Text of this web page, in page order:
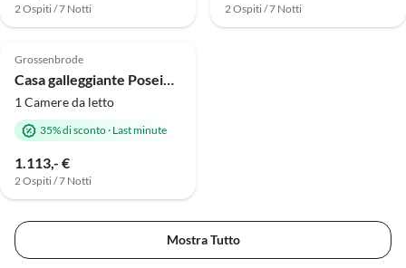
2 Ospiti / 7 Notti 2 Ospiti / 7 Notti
Alto
4.8 (6)
Grossenbrode
1 Camere da letto
35% di sconto· Last minute
1.113,- €
2 Ospiti / 7 Notti
Mostra Tutto